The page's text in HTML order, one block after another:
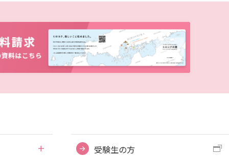
受験生の方